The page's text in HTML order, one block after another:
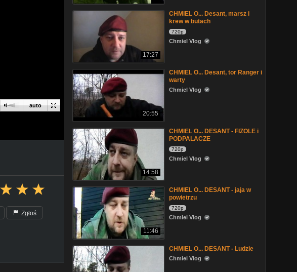
auto
Zgłoś
17:27
CHMIEL O... Desant, marsz i
krew w butach
720p
Chmiel Vlog
20:55
CHMIEL O... Desant, tor Ranger i
warty
Chmiel Vlog
14:58
CHMIEL O... DESANT - FIZOLE i
PODPALACZE
720p
Chmiel Vlog
11:46
CHMIEL O... DESANT - jaja w
powietrzu
720p
Chmiel Vlog
CHMIEL O... DESANT - Ludzie
Chmiel Vlog